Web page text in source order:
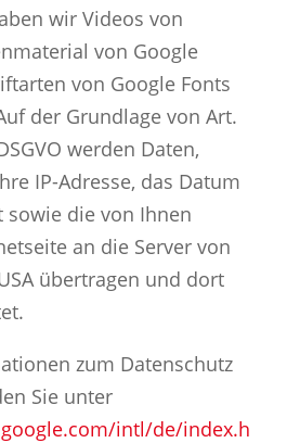
wir Videos von
von Google
von Google Fonts
der Grundlage von Art.
werden Daten,
IP-Adresse, das Datum
sowie die von Ihnen
an die Server von
übertragen und dort
zum Datenschutz
Sie unter
intl/de/index.h